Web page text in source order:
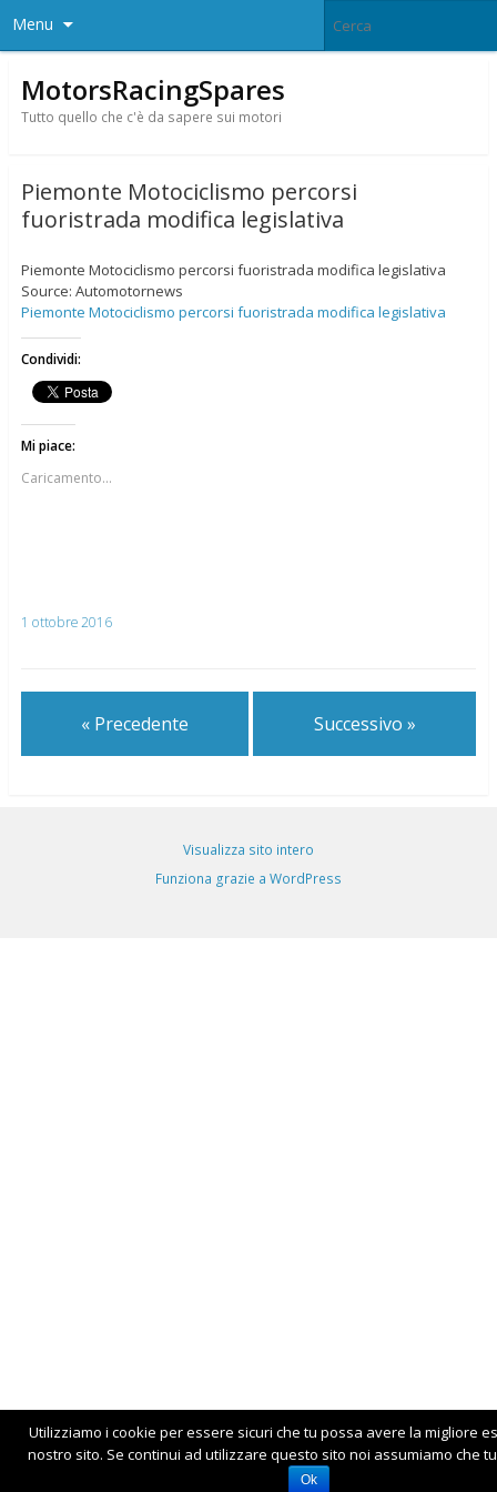
Menu
MotorsRacingSpares
Tutto quello che c'è da sapere sui motori
Piemonte Motociclismo percorsi
fuoristrada modifica legislativa
Piemonte Motociclismo percorsi fuoristrada modifica legislativa
Source: Automotornews
Piemonte Motociclismo percorsi fuoristrada modifica legislativa
Condividi:
Mi piace:
Caricamento...
1 ottobre 2016
« Precedente Successivo »
Visualizza sito intero
Funziona grazie a WordPress
Utilizziamo i cookie per essere sicuri che tu possa avere la migliore
nostro sito. Se continui ad utilizzare questo sito noi assumiamo che
Ok